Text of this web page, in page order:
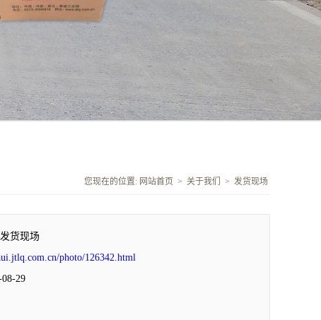
您现在的位置: 网站首页 > 关于我们 > 发货现场
发货现场
photo/126342.html
29